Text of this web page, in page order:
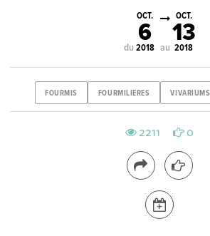
du
OCT.
6
2018 au
OCT.
13
2018
FOURMIS FOURMILIERES VIVARIUMS
2211 0